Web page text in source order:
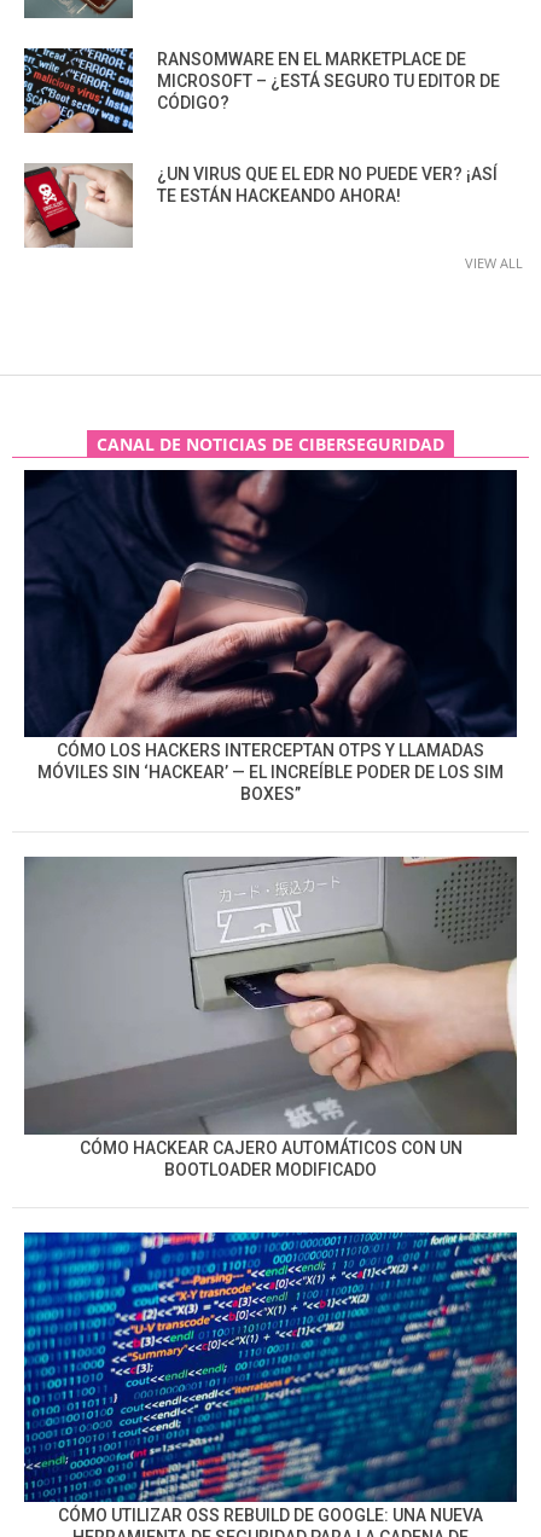
RANSOMWARE EN EL MARKETPLACE DE
MICROSOFT – ¿ESTÁ SEGURO TU EDITOR DE
CÓDIGO?
¿UN VIRUS QUE EL EDR NO PUEDE VER? ¡ASÍ
TE ESTÁN HACKEANDO AHORA!
VIEW ALL
CANAL DE NOTICIAS DE CIBERSEGURIDAD
CÓMO LOS HACKERS INTERCEPTAN OTPS Y LLAMADAS
MÓVILES SIN ‘HACKEAR’ — EL INCREÍBLE PODER DE LOS SIM
BOXES”
CÓMO HACKEAR CAJERO AUTOMÁTICOS CON UN
BOOTLOADER MODIFICADO
CÓMO UTILIZAR OSS REBUILD DE GOOGLE: UNA NUEVA